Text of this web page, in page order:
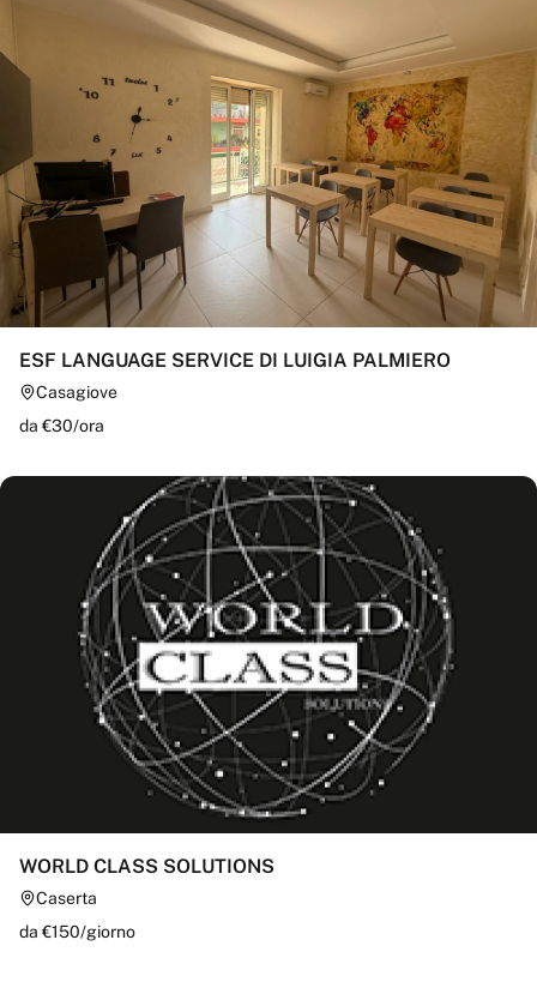
ESF LANGUAGE SERVICE DI LUIGIA PALMIERO
Casagiove
da €30/ora
WORLD CLASS SOLUTIONS
Caserta
da €150/giorno